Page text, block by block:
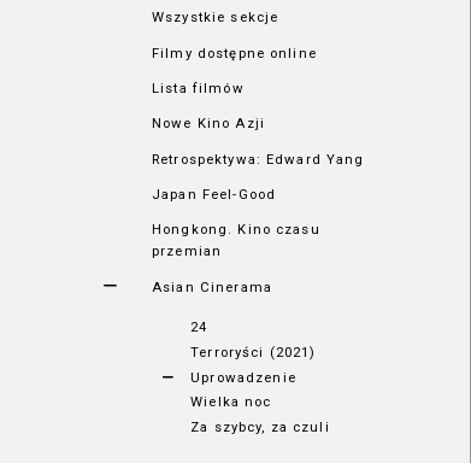
Wszystkie sekcje
Filmy dostępne online
Lista filmów
Nowe Kino Azji
Retrospektywa: Edward Yang
Japan Feel-Good
Hongkong. Kino czasu
przemian
Asian Cinerama
24
Terroryści (2021)
Uprowadzenie
Wielka noc
Za szybcy, za czuli